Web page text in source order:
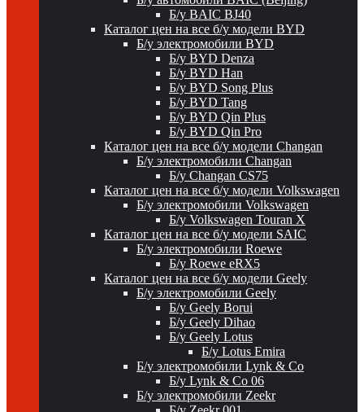
Б/у BAIC BJ40
Каталог цен на все б/у модели BYD
Б/у электромобили BYD
Б/у BYD Denza
Б/у BYD Han
Б/у BYD Song Plus
Б/у BYD Tang
Б/у BYD Qin Plus
Б/у BYD Qin Pro
Каталог цен на все б/у модели Changan
Б/у электромобили Changan
Б/у Changan CS75
Каталог цен на все б/у модели Volkswagen
Б/у электромобили Volkswagen
Б/у Volkswagen Touran X
Каталог цен на все б/у модели SAIC
Б/у электромобили Roewe
Б/у Roewe eRX5
Каталог цен на все б/у модели Geely
Б/у электромобили Geely
Б/у Geely Borui
Б/у Geely Dihao
Б/у Geely Lotus
Б/у Lotus Emira
Б/у электромобили Lynk & Co
Б/у Lynk & Co 06
Б/у электромобили Zeekr